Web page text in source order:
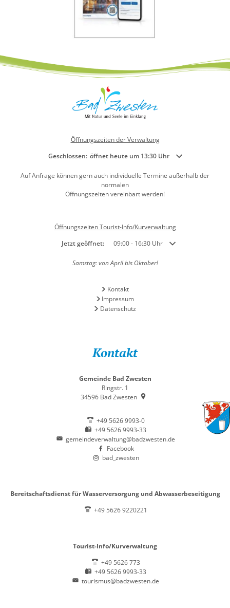
Öffnungszeiten der Verwaltung
Klicken, um weitere Öffnungs- oder Schließzeiten auszublenden
Geschlossen: öffnet heute um 13:30 Uhr
Auf Anfrage können gern auch individuelle Termine außerhalb der
normalen
Öffnungszeiten vereinbart werden!
Öffnungszeiten Tourist-Info/Kurverwaltung
Klicken, um weitere Öffnungs- oder Schließzeiten
Jetzt geöffnet: 09:00- 16:30 Uhr Von 09:00 bis 16:30 Uhr
Samstag: von April bis Oktober!
Kontakt
Impressum
Datenschutz
Kontakt
Gemeinde Bad Zwesten
Ringstr. 1
34596 Bad Zwesten
+49 5626 9993-0
+49 5626 9993-33
gemeindeverwaltung@badzwesten.de
Facebook
bad_zwesten
Bereitschaftsdienst für Wasserversorgung und Abwasserbeseitigung
+49 5626 9220221
Tourist-Info/Kurverwaltung
+49 5626 773
+49 5626 9993-33
tourismus@badzwesten.de